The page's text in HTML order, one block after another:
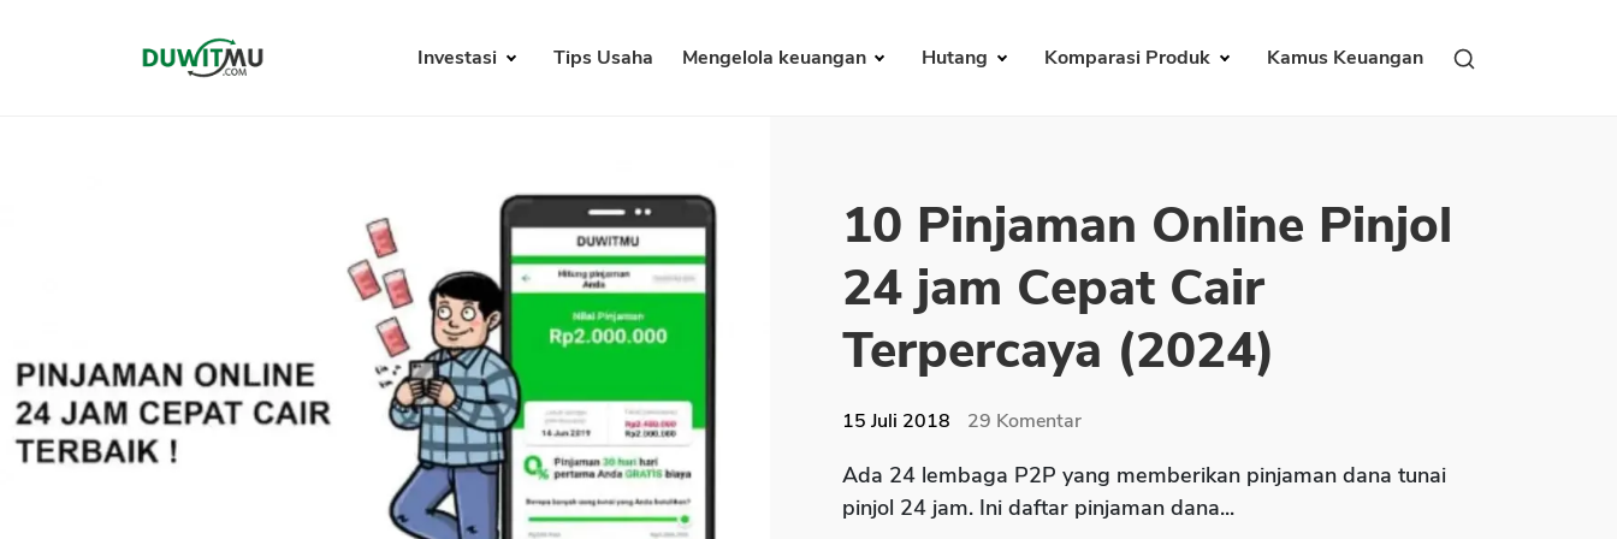
Investasi Tips Usaha Mengelola keuangan Hutang Komparasi Produk Kamus Keuangan
10 Pinjaman Online Pinjol
24 jam Cepat Cair
Terpercaya (2024)
15 Juli 2018 29 Komentar
Ada 24 lembaga P2P yang memberikan pinjaman dana tunai
pinjol 24 jam. Ini daftar pinjaman dana...